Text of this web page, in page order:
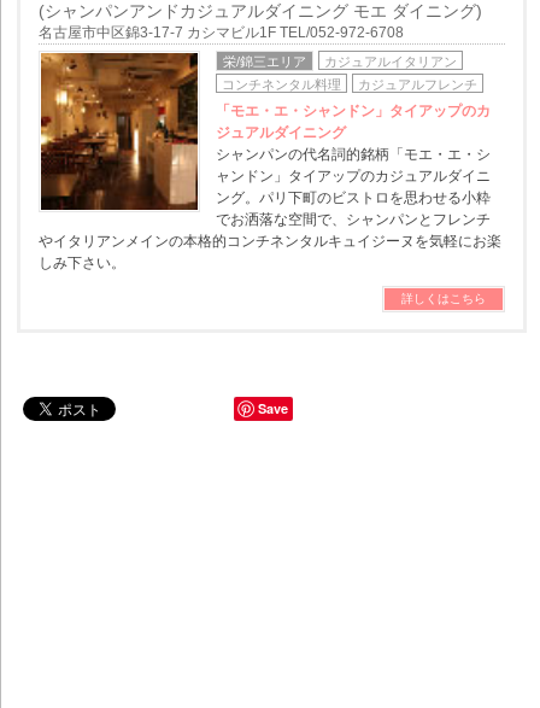
(シャンパンアンドカジュアルダイニング モエ ダイニング)
名古屋市中区錦3-17-7 カシマビル1F TEL/052-972-6708
栄/錦三エリア
カジュアルイタリアン
コンチネンタル料理
カジュアルフレンチ
「モエ・エ・シャンドン」タイアップのカ
ジュアルダイニング
シャンパンの代名詞的銘柄「モエ・エ・シ
ャンドン」タイアップのカジュアルダイニ
ング。パリ下町のビストロを思わせる小粋
でお洒落な空間で、シャンパンとフレンチ
やイタリアンメインの本格的コンチネンタルキュイジーヌを気軽にお楽
しみ下さい。
詳しくはこちら
Save